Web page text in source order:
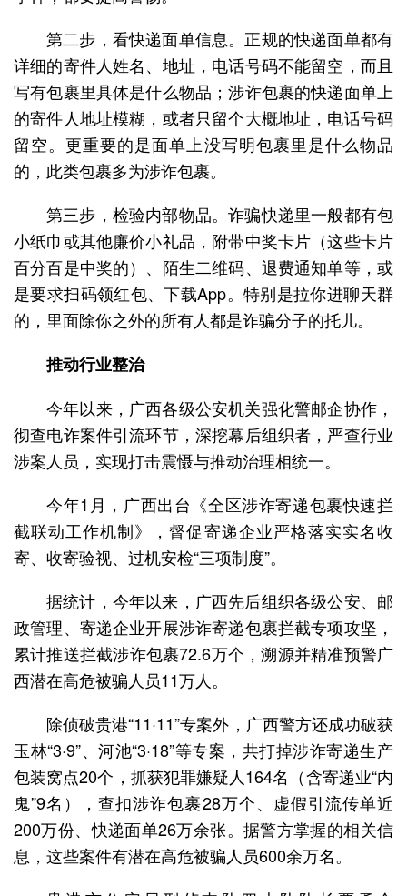
第二步，看快递面单信息。正规的快递面单都有
详细的寄件人姓名、地址，电话号码不能留空，而且
写有包裹里具体是什么物品；涉诈包裹的快递面单上
的寄件人地址模糊，或者只留个大概地址，电话号码
留空。更重要的是面单上没写明包裹里是什么物品
的，此类包裹多为涉诈包裹。
第三步，检验内部物品。诈骗快递里一般都有包
小纸巾或其他廉价小礼品，附带中奖卡片（这些卡片
百分百是中奖的）、陌生二维码、退费通知单等，或
是要求扫码领红包、下载App。特别是拉你进聊天群
的，里面除你之外的所有人都是诈骗分子的托儿。
推动行业整治
今年以来，广西各级公安机关强化警邮企协作，
彻查电诈案件引流环节，深挖幕后组织者，严查行业
涉案人员，实现打击震慑与推动治理相统一。
今年1月，广西出台《全区涉诈寄递包裹快速拦
截联动工作机制》，督促寄递企业严格落实实名收
寄、收寄验视、过机安检“三项制度”。
据统计，今年以来，广西先后组织各级公安、邮
政管理、寄递企业开展涉诈寄递包裹拦截专项攻坚，
累计推送拦截涉诈包裹72.6万个，溯源并精准预警广
西潜在高危被骗人员11万人。
除侦破贵港“11·11”专案外，广西警方还成功破获
玉林“3·9”、河池“3·18”等专案，共打掉涉诈寄递生产
包装窝点20个，抓获犯罪嫌疑人164名（含寄递业“内
鬼”9名），查扣涉诈包裹28万个、虚假引流传单近
200万份、快递面单26万余张。据警方掌握的相关信
息，这些案件有潜在高危被骗人员600余万名。